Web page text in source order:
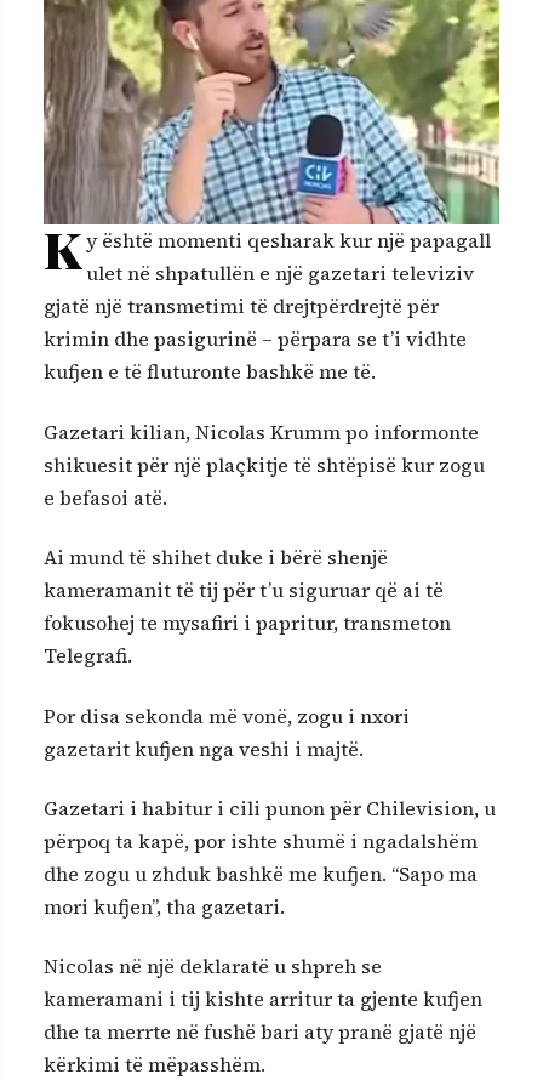
Ky është momenti qesharak kur një papagall
ulet në shpatullën e një gazetari televiziv
gjatë një transmetimi të drejtpërdrejtë për
krimin dhe pasigurinë – përpara se t’i vidhte
kufjen e të fluturonte bashkë me të.
Gazetari kilian, Nicolas Krumm po informonte
shikuesit për një plaçkitje të shtëpisë kur zogu
e befasoi atë.
Ai mund të shihet duke i bërë shenjë
kameramanit të tij për t’u siguruar që ai të
fokusohej te mysafiri i papritur, transmeton
Telegrafi.
Por disa sekonda më vonë, zogu i nxori
gazetarit kufjen nga veshi i majtë.
Gazetari i habitur i cili punon për Chilevision, u
përpoq ta kapë, por ishte shumë i ngadalshëm
dhe zogu u zhduk bashkë me kufjen. “Sapo ma
mori kufjen”, tha gazetari.
Nicolas në një deklaratë u shpreh se
kameramani i tij kishte arritur ta gjente kufjen
dhe ta merrte në fushë bari aty pranë gjatë një
kërkimi të mëpasshëm.